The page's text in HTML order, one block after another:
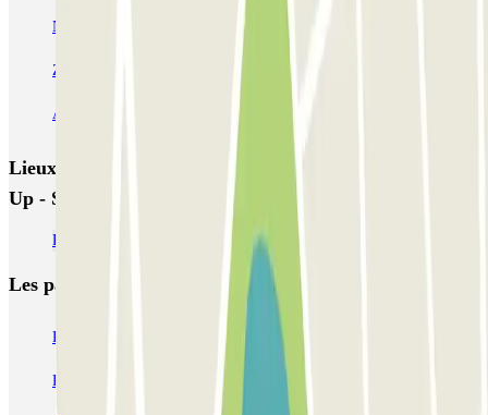
Napoli Parking - Shuttle - Aeroporto di Napoli - Scoperto
Zeus - Stazione di Pompei Scavi - Villa dei Misteri
Autoparcheggio KING - Via Gianturco
Lieux et événements intéressants à proximité Car Make
Up - Shuttle - Aeroporto Capodichino - Scoperto
Parkings à l'aéroport de Naples-Capodichino (NAP)
Les parkings les plus réservés
Parking Paris Parking Gare de Lyon Parking Gare Montparnasse
Parking Charles de Gaulle - Roissy Aeroport